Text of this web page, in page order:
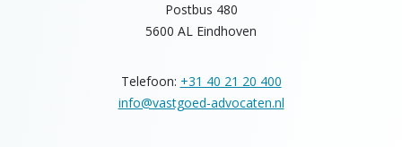
Postbus 480
5600 AL Eindhoven
Telefoon: +31 40 21 20 400
info@vastgoed-advocaten.nl